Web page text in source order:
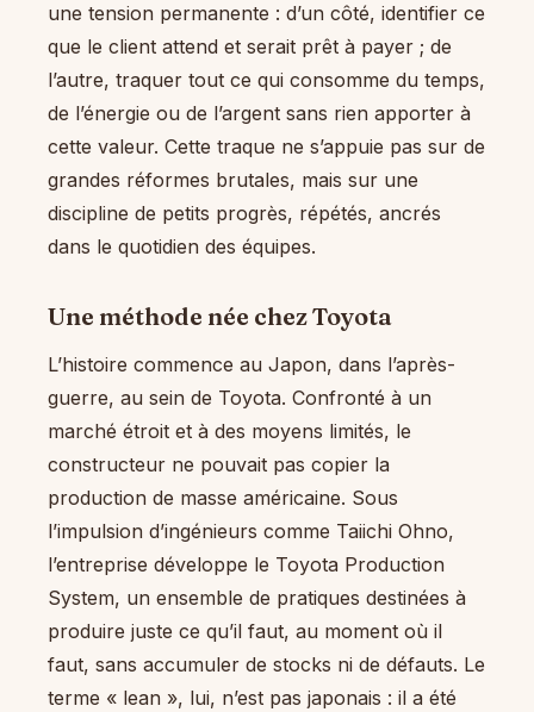
une tension permanente : d’un côté, identifier ce
que le client attend et serait prêt à payer ; de
l’autre, traquer tout ce qui consomme du temps,
de l’énergie ou de l’argent sans rien apporter à
cette valeur. Cette traque ne s’appuie pas sur de
grandes réformes brutales, mais sur une
discipline de petits progrès, répétés, ancrés
dans le quotidien des équipes.
Une méthode née chez Toyota
L’histoire commence au Japon, dans l’après-
guerre, au sein de Toyota. Confronté à un
marché étroit et à des moyens limités, le
constructeur ne pouvait pas copier la
production de masse américaine. Sous
l’impulsion d’ingénieurs comme Taiichi Ohno,
l’entreprise développe le Toyota Production
System, un ensemble de pratiques destinées à
produire juste ce qu’il faut, au moment où il
faut, sans accumuler de stocks ni de défauts. Le
terme « lean », lui, n’est pas japonais : il a été